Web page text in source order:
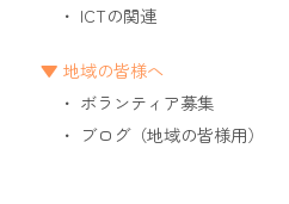
ICTの関連
地域の皆様へ
ボランティア募集
ブログ（地域の皆様用）